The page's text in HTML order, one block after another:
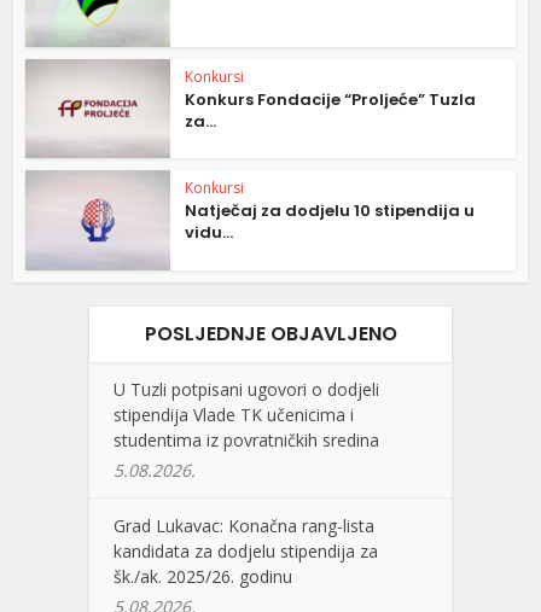
Konkursi
Konkurs Fondacije “Proljeće” Tuzla
za...
Konkursi
Natječaj za dodjelu 10 stipendija u
vidu...
POSLJEDNJE OBJAVLJENO
U Tuzli potpisani ugovori o dodjeli
stipendija Vlade TK učenicima i
studentima iz povratničkih sredina
5.08.2026.
Grad Lukavac: Konačna rang-lista
kandidata za dodjelu stipendija za
šk./ak. 2025/26. godinu
5.08.2026.